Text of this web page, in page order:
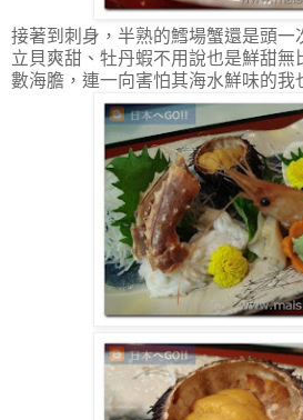
接著到刺身，半熟的鱈場蟹還是頭一
立貝爽甜、牡丹蝦不用說也是鮮甜無
數海膽，連一向害怕其海水鮮味的我